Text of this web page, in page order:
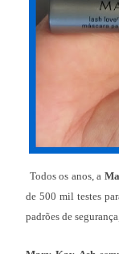
Todos os anos, a
de 500 mil testes
padrões de